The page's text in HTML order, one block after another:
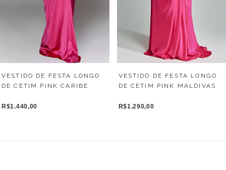
VESTIDO DE FESTA LONGO
DE CETIM PINK CARIBE
R$1.440,00
VESTIDO DE FESTA LONGO
DE CETIM PINK MALDIVAS
R$1.290,00